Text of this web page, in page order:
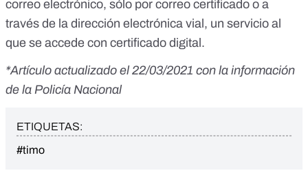
correo electrónico, sólo por correo certificado o a
través de la dirección electrónica vial, un servicio al
que se accede con certificado digital.
*Artículo actualizado el 22/03/2021 con la información
de la Policía Nacional
ETIQUETAS:
#timo